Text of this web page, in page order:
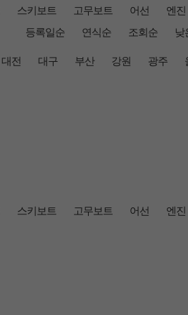
스키보트 고무보트 어선 엔진
등록일순
연식순 조회순 낮
대전 대구 부산 강원 광주
스키보트 고무보트 어선 엔진